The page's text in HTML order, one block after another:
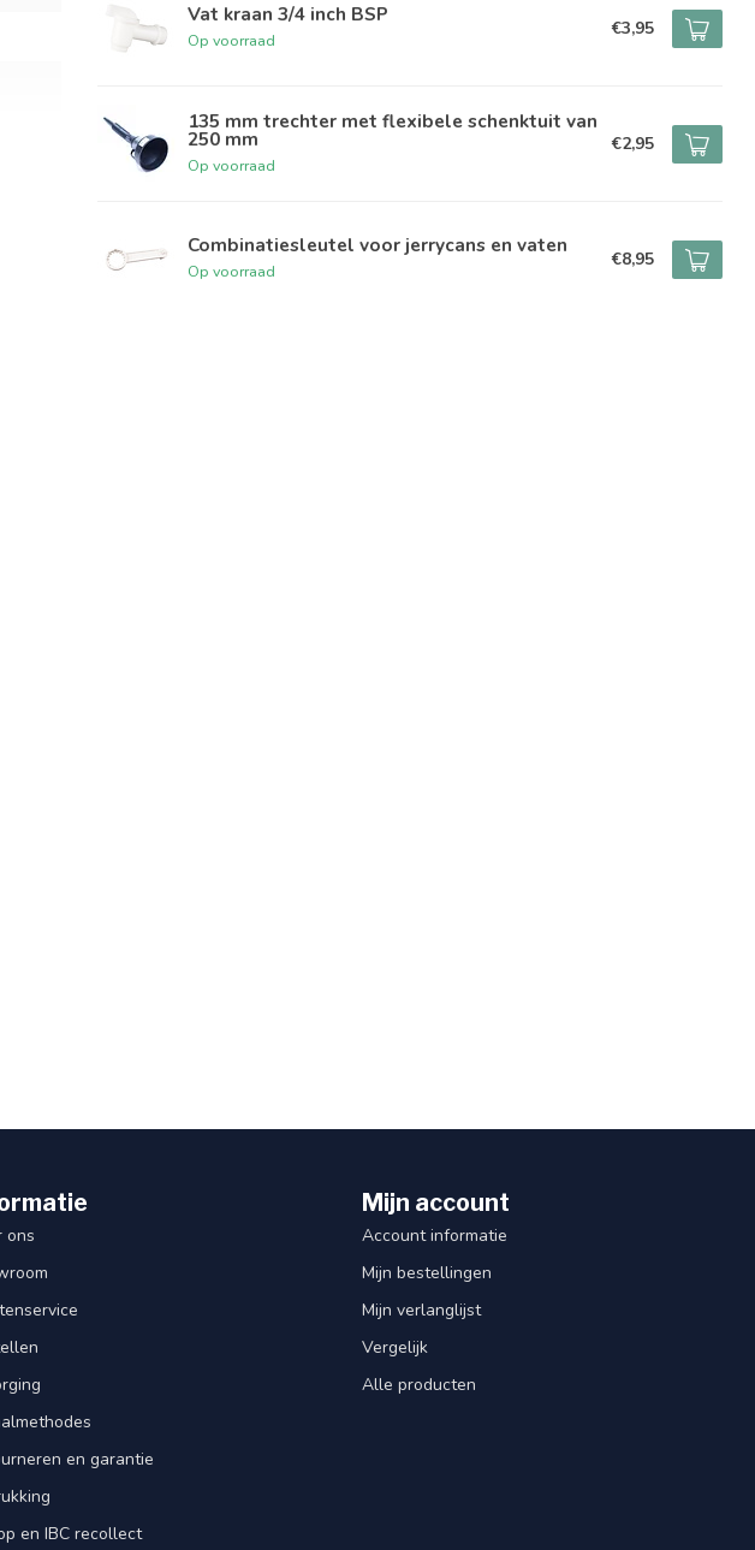
Vat kraan 3/4 inch BSP
Op voorraad
€3,95
135 mm trechter met flexibele schenktuit van
250 mm
Op voorraad
€2,95
Combinatiesleutel voor jerrycans en vaten
Op voorraad
€8,95
ons
en garantie
en IBC recollect
Mijn account
Account informatie
Mijn bestellingen
Mijn verlanglijst
Vergelijk
Alle producten